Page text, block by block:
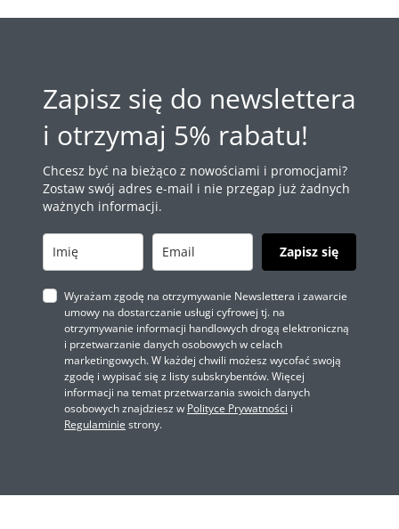
Zapisz się do newslettera
i otrzymaj 5% rabatu!
Chcesz być na bieżąco z nowościami i promocjami?
Zostaw swój adres e-mail i nie przegap już żadnych
ważnych informacji.
Zapisz się
Wyrażam zgodę na otrzymywanie Newslettera i zawarcie
umowy na dostarczanie usługi cyfrowej tj. na
otrzymywanie informacji handlowych drogą elektroniczną
i przetwarzanie danych osobowych w celach
marketingowych. W każdej chwili możesz wycofać swoją
zgodę i wypisać się z listy subskrybentów. Więcej
informacji na temat przetwarzania swoich danych
osobowych znajdziesz w Polityce Prywatności i
Regulaminie strony.